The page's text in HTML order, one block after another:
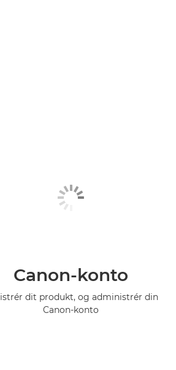
Canon-konto
dit produkt, og administrér din
Canon-konto